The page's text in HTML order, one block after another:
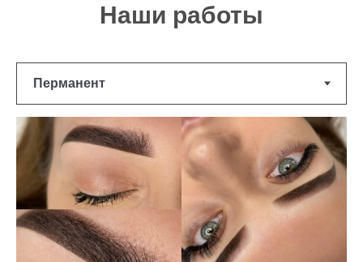
Наши работы